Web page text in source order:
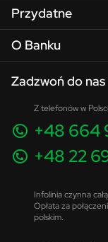
Przydatne
O Banku
Zadzwoń do nas
Z telefonów w
+48 664
+48 22
Infolinia czynna
Opłata za
polskim.